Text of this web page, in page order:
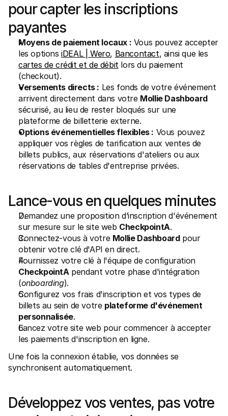
pour capter les inscriptions
payantes
Moyens de paiement locaux : Vous pouvez accepter
les options iDEAL | Wero, Bancontact
cartes de crédit et de débit lors du paiement
(checkout).
Versements directs : Les fonds de votre événement
arrivent directement dans votre Mollie Dashboard
sécurisé, au lieu de rester bloqués sur une
plateforme de billetterie externe.
Options événementielles flexibles : Vous pouvez
appliquer vos règles de tarification aux ventes de
billets publics, aux réservations d'ateliers ou aux
réservations de tables d'entreprise privées.
Lance-vous en quelques minutes
Demandez une proposition d’inscription d'événement
sur mesure sur le site web CheckpointA.
Connectez-vous à votre Mollie Dashboard pour
obtenir votre clé d'API en direct.
Fournissez votre clé à l'équipe de configuration
CheckpointA pendant votre phase d'intégration
(onboarding).
Configurez vos frais d'inscription et vos types de
billets au sein de votre plateforme d'événement
personnalisée.
Lancez votre site web pour commencer à accepter
les paiements d'inscription en ligne.
Une fois la connexion établie, vos données se
synchronisent automatiquement.
Développez vos ventes, pas votre